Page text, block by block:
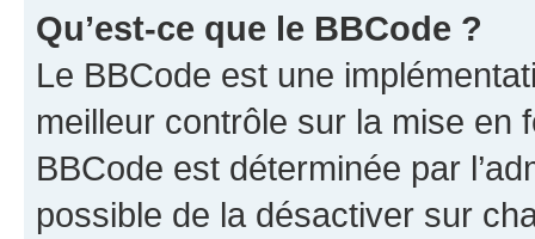
Qu’est-ce que le BBCode ?
Le BBCode est une
meilleur contrôle sur la mise en
BBCode est déterminée par
possible de la désactiver sur